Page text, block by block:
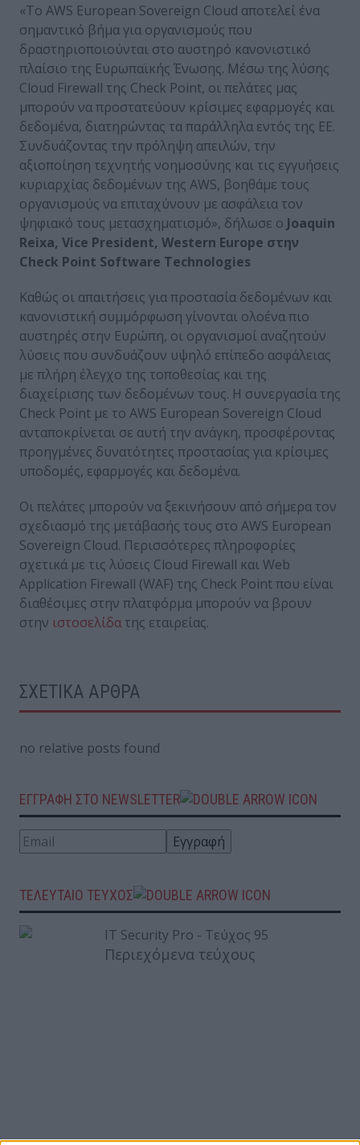
«Το AWS European Sovereign Cloud αποτελεί ένα
σημαντικό βήμα για οργανισμούς που
δραστηριοποιούνται στο αυστηρό κανονιστικό
πλαίσιο της Ευρωπαϊκής Ένωσης. Μέσω της λύσης
Cloud Firewall της Check Point, οι πελάτες μας
μπορούν να προστατεύουν κρίσιμες εφαρμογές και
δεδομένα, διατηρώντας τα παράλληλα εντός της ΕΕ.
Συνδυάζοντας την πρόληψη απειλών, την
αξιοποίηση τεχνητής νοημοσύνης και τις εγγυήσεις
κυριαρχίας δεδομένων της AWS, βοηθάμε τους
οργανισμούς να επιταχύνουν με ασφάλεια τον
ψηφιακό τους μετασχηματισμό», δήλωσε ο Joaquin
Reixa, Vice President, Western Europe στην
Check Point Software Technologies
Καθώς οι απαιτήσεις για προστασία δεδομένων και
κανονιστική συμμόρφωση γίνονται ολοένα πιο
αυστηρές στην Ευρώπη, οι οργανισμοί αναζητούν
λύσεις που συνδυάζουν υψηλό επίπεδο ασφάλειας
με πλήρη έλεγχο της τοποθεσίας και της
διαχείρισης των δεδομένων τους. Η συνεργασία της
Check Point με το AWS European Sovereign Cloud
ανταποκρίνεται σε αυτή την ανάγκη, προσφέροντας
προηγμένες δυνατότητες προστασίας για κρίσιμες
υποδομές, εφαρμογές και δεδομένα.
Οι πελάτες μπορούν να ξεκινήσουν από σήμερα τον
σχεδιασμό της μετάβασής τους στο AWS European
Sovereign Cloud. Περισσότερες πληροφορίες
σχετικά με τις λύσεις Cloud Firewall και Web
Application Firewall (WAF) της Check Point που είναι
διαθέσιμες στην πλατφόρμα μπορούν να βρουν
στην ιστοσελίδα της εταιρείας.
ΣΧΕΤΙΚΑ ΑΡΘΡΑ
no relative posts found
ΕΓΓΡΑΦΗ ΣΤΟ NEWSLETTER
ΤΕΛΕΥΤΑΙΟ ΤΕΥΧΟΣ
Περιεχόμενα τεύχους